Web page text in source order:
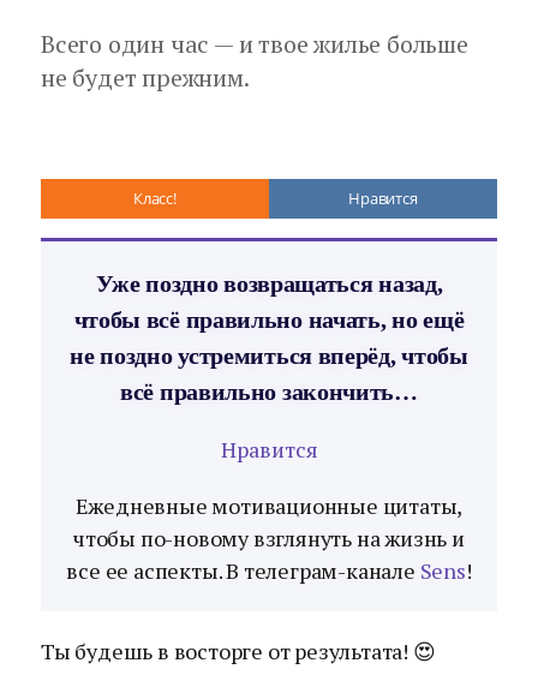
Всего один час — и твое жилье больше
не будет прежним.
Класс! Нравится
Уже поздно возвращаться назад,
чтобы всё правильно начать, но ещё
не поздно устремиться вперёд, чтобы
всё правильно закончить…
Нравится
Ежедневные мотивационные цитаты,
чтобы по-новому взглянуть на жизнь и
все ее аспекты. В телеграм-канале Sens!
Ты будешь в восторге от результата! 😍